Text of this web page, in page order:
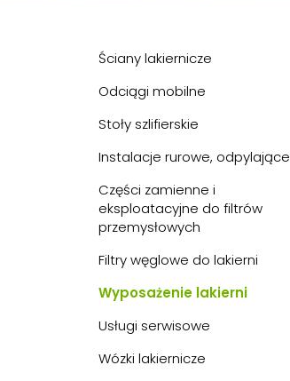
Ściany lakiernicze
Odciągi mobilne
Stoły szlifierskie
Instalacje rurowe, odpylające
Części zamienne i
eksploatacyjne do filtrów
przemysłowych
Filtry węglowe do lakierni
Wyposażenie lakierni
Usługi serwisowe
Wózki lakiernicze